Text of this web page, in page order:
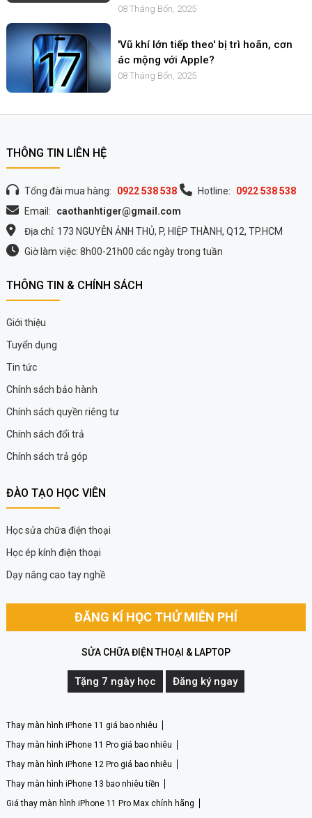
08 Tháng Bốn, 2025
'Vũ khí lớn tiếp theo' bị trì hoãn, cơn
ác mộng với Apple?
08 Tháng Bốn, 2025
THÔNG TIN LIÊN HỆ
Tổng đài mua hàng: 0922 538 538 Hotline:
0922 538 538
Email:
caothanhtiger@gmail.com
Địa chỉ: 173 NGUYỄN ẢNH THỦ, P, HIỆP THÀNH, Q12, TP.HCM
Giờ làm việc: 8h00-21h00 các ngày trong tuần
THÔNG TIN & CHÍNH SÁCH
Giới thiệu
Tuyển dụng
Tin tức
Chính sách bảo hành
Chính sách quyền riêng tư
Chính sách đổi trả
Chính sách trả góp
ĐÀO TẠO HỌC VIÊN
Học sửa chữa điện thoại
Học ép kính điện thoại
Dạy nâng cao tay nghề
ĐĂNG KÍ HỌC THỬ MIỄN PHÍ
SỬA CHỮA ĐIỆN THOẠI & LAPTOP
Tặng 7 ngày học Đăng ký ngay
Thay màn hình iPhone 11 giá bao nhiêu
Thay màn hình iPhone 11 Pro giá bao nhiêu
Thay màn hình iPhone 12 Pro giá bao nhiêu
Thay màn hình iPhone 13 bao nhiêu tiền
Giá thay màn hình iPhone 11 Pro Max chính hãng